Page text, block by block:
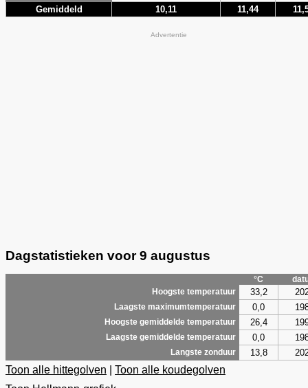
Gemiddeld 10,11 11,44
Advertentie
Dagstatistieken voor 9 augustus
°C
Hoogste temperatuur
33,2
Laagste maximumtemperatuur 0,0
Hoogste gemiddelde temperatuur 26,4
Laagste gemiddelde temperatuur 0,0
Langste zonduur 13,8
Toon alle hittegolven
Toon alle koudegolven